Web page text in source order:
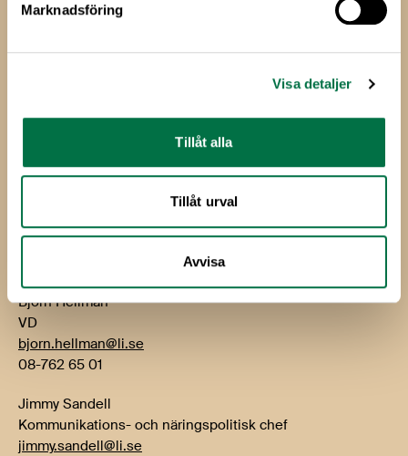
Marknadsföring
Visa detaljer
Tillåt alla
Tillåt urval
Avvisa
Björn Hellman
VD
bjorn.hellman@li.se
08-762 65 01
Jimmy Sandell
Kommunikations- och näringspolitisk chef
jimmy.sandell@li.se